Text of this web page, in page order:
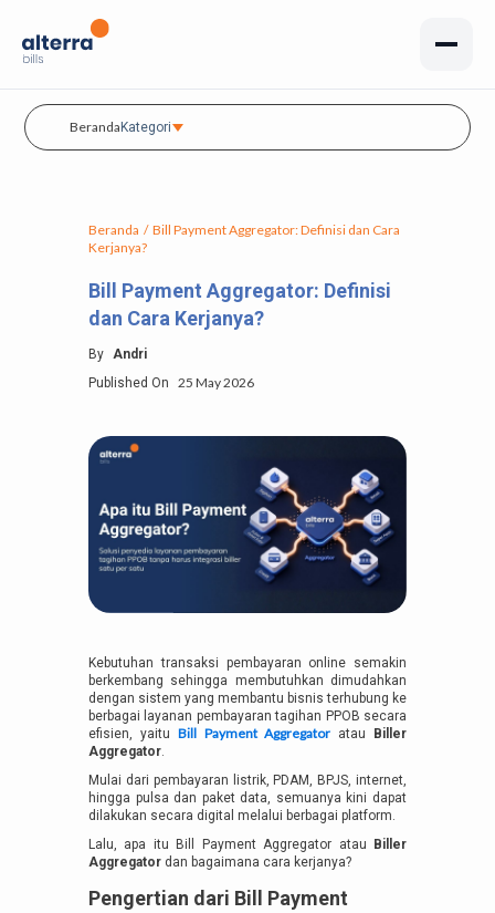
BerandaKategori
Beranda / Bill Payment Aggregator: Definisi dan Cara
Kerjanya?
Bill Payment Aggregator: Definisi
dan Cara Kerjanya?
By Andri
Published On
25 May 2026
Kebutuhan transaksi pembayaran online semakin
berkembang sehingga membutuhkan dimudahkan
dengan sistem yang membantu bisnis terhubung ke
berbagai layanan pembayaran tagihan PPOB secara
efisien, yaitu Bill Payment Aggregatoratau
Biller
Aggregator.
Mulai dari pembayaran listrik, PDAM, BPJS, internet,
hingga pulsa dan paket data, semuanya kini dapat
dilakukan secara digital melalui berbagai platform.
Lalu, apa itu Bill Payment Aggregator atau
Biller
Aggregator dan bagaimana cara kerjanya?
Pengertian dari Bill Payment